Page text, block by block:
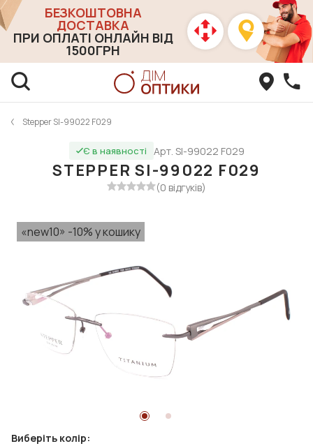
БЕЗКОШТОВНА
ДОСТАВКА
ПРИ ОПЛАТІ ОНЛАЙН ВІД
1500ГРН
Stepper SI-99022 F029
Є в наявності Арт. SI-99022 F029
STEPPER SI-99022 F029
(0 відгуків)
«new10» -10% у кошику
Виберіть колір: